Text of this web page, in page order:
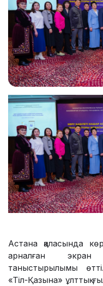
Астана қаласында
арналған
таныстырылымы
«Тіл-Қазына» ұлттық